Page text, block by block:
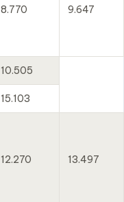
8.770 9.647
10.505
15.103
12.270 13.497